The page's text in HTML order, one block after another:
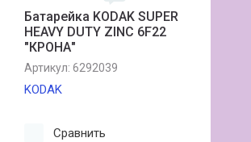
Батарейка KODAK SUPER
HEAVY DUTY ZINC 6F22
"КРОНА"
Артикул: 6292039
KODAK
Сравнить